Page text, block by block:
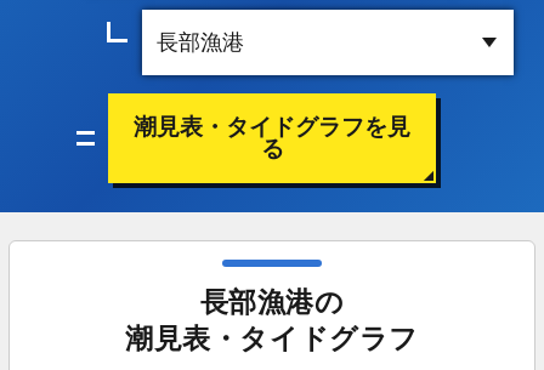
潮見表・タイドグラフを見
る
長部漁港の
潮見表・タイドグラフ